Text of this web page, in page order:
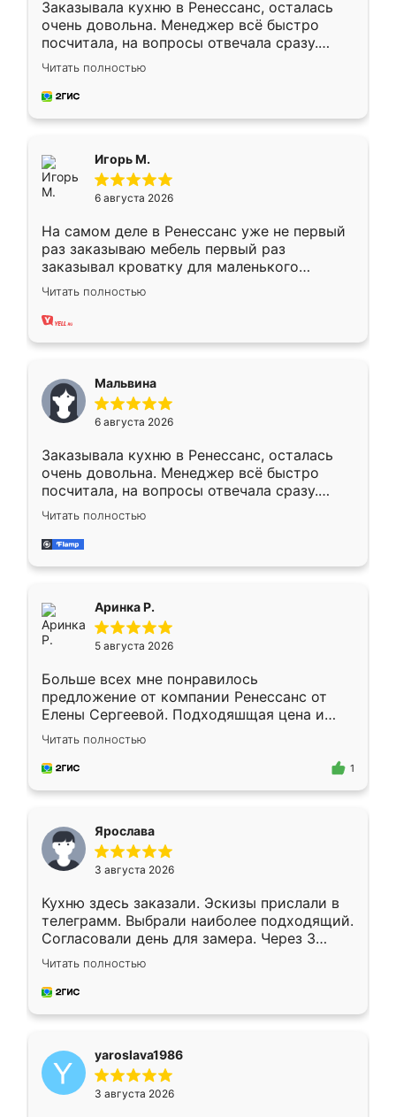
Заказывала кухню в Ренессанс, осталась
очень довольна. Менеджер всё быстро
посчитала, на вопросы отвечала сразу.
Замерщик приехал в субботу, подошёл к
делу со всей ответственностью. Собрали
за день, ребята работали аккуратно, даже
Читать полностью
Игорь М.
6 августа 2026
На самом деле в Ренессанс уже не первый
раз заказываю мебель первый раз
заказывал кроватку для маленького
ребёнка при его рождении ,во второй раз
заказал шкаф-купе. По качеству очень
хорошее сборка достаточно быстрая,
меньше, здесь же он более разнообразный.
Мне нравится ,если что-то потребуется из
мебели буду заказывать только здесь.
Читать полностью
Мальвина
6 августа 2026
Заказывала кухню в Ренессанс, осталась
очень довольна. Менеджер всё быстро
посчитала, на вопросы отвечала сразу.
Замерщик приехал в субботу, подошёл к
делу со всей ответственностью. Собрали
за день, ребята работали аккуратно, даже
Читать полностью
Аринка Р.
5 августа 2026
Больше всех мне понравилось
предложение от компании Ренессанс от
Елены Сергеевой. Подходяшщая цена и
короткие сроки изготовления. Приехавший
для замера сотрудник Владислав
предложил по моему эскизу самый
Читать полностью
1
Ярослава
3 августа 2026
Кухню здесь заказали. Эскизы прислали в
телеграмм. Выбрали наиболее подходящий.
Согласовали день для замера. Через 3
недели кухня была уже готова. Остались
довольны работой. Спасибо Ренессанс
мебель за качественную работу!
Читать полностью
yaroslava1986
3 августа 2026